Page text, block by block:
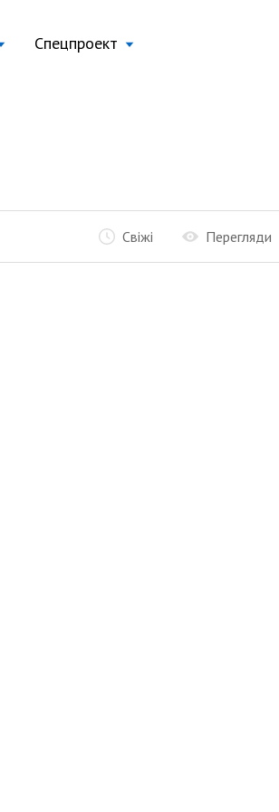
Спецпроект
Свіжі Перегляди